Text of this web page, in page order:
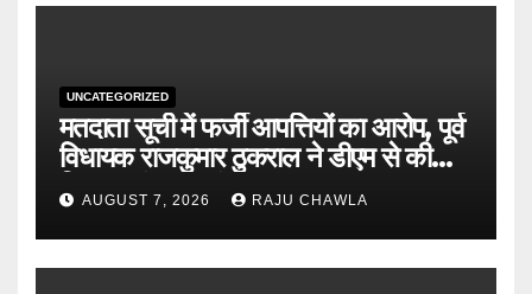
UNCATEGORIZED
मतदाता सूची में फर्जी आपत्तियों का आरोप, पूर्व
विधायक राजकुमार ठुकराल ने डीएम से की
निष्पक्ष जांच की मांग
AUGUST 7, 2026 RAJU CHAWLA